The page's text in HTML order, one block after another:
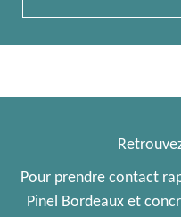
Pour prendre contact
Pinel Bordeaux et